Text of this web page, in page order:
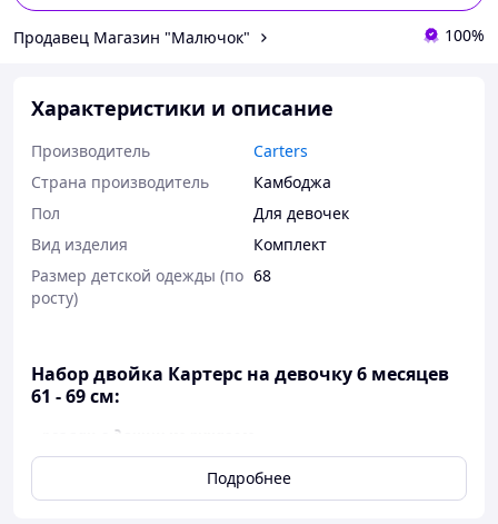
Продавец Магазин "Малючок" 100%
Характеристики и описание
Производитель
Carters
Страна производитель
Камбоджа
Пол
Для девочек
Вид изделия
Комплект
Размер детской одежды (по
росту)
68
Набор двойка Картерс на девочку 6 месяцев
61 - 69 см:
- реглан с длинным рукавом
Подробнее